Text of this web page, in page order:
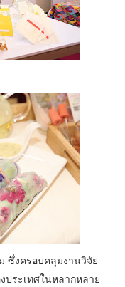
ซึ่งครอบคลุมงานวิจัย
ประเทศในหลากหลาย